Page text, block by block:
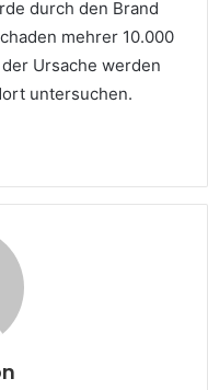
durch den Brand
mehrer 10.000
Ursache werden
untersuchen.